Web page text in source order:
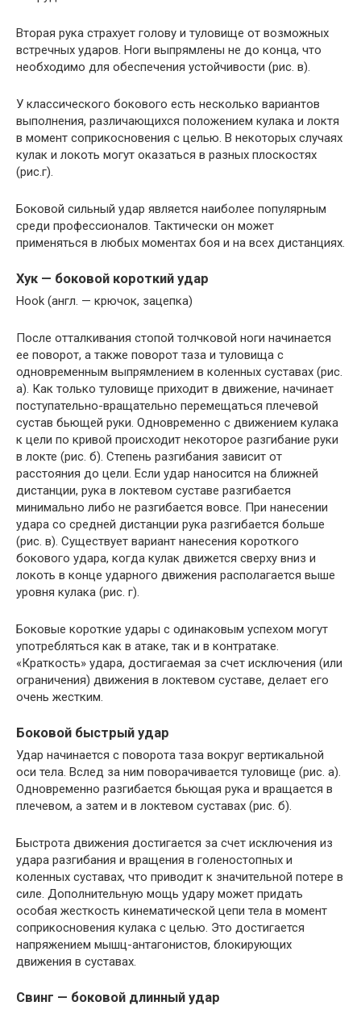
Вторая рука страхует голову и туловище от возможных
встречных ударов. Ноги выпрямлены не до конца, что
необходимо для обеспечения устойчивости (рис. в).
У классического бокового есть несколько вариантов
выполнения, различающихся положением кулака и локтя
в момент соприкосновения с целью. В некоторых случаях
кулак и локоть могут оказаться в разных плоскостях
(рис.г).
Боковой сильный удар является наиболее популярным
среди профессионалов. Тактически он может
применяться в любых моментах боя и на всех дистанциях.
Хук — боковой короткий удар
Hook (англ. — крючок, зацепка)
После отталкивания стопой толчковой ноги начинается
ее поворот, а также поворот таза и туловища с
одновременным выпрямлением в коленных суставах (рис.
а). Как только туловище приходит в движение, начинает
поступательно-вращательно перемещаться плечевой
сустав бьющей руки. Одновременно с движением кулака
к цели по кривой происходит некоторое разгибание руки
в локте (рис. б). Степень разгибания зависит от
расстояния до цели. Если удар наносится на ближней
дистанции, рука в локтевом суставе разгибается
минимально либо не разгибается вовсе. При нанесении
удара со средней дистанции рука разгибается больше
(рис. в). Существует вариант нанесения короткого
бокового удара, когда кулак движется сверху вниз и
локоть в конце ударного движения располагается выше
уровня кулака (рис. г).
Боковые короткие удары с одинаковым успехом могут
употребляться как в атаке, так и в контратаке.
«Краткость» удара, достигаемая за счет исключения (или
ограничения) движения в локтевом суставе, делает его
очень жестким.
Боковой быстрый удар
Удар начинается с поворота таза вокруг вертикальной
оси тела. Вслед за ним поворачивается туловище (рис. а).
Одновременно разгибается бьющая рука и вращается в
плечевом, а затем и в локтевом суставах (рис. б).
Быстрота движения достигается за счет исключения из
удара разгибания и вращения в голеностопных и
коленных суставах, что приводит к значительной потере в
силе. Дополнительную мощь удару может придать
особая жесткость кинематической цепи тела в момент
соприкосновения кулака с целью. Это достигается
напряжением мышц-антагонистов, блокирующих
движения в суставах.
Свинг — боковой длинный удар